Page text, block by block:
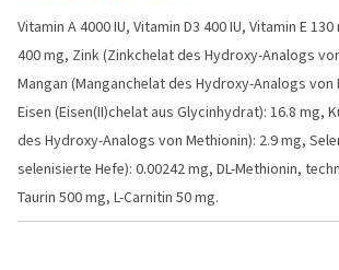
Vitamin A 4000 IU, Vitamin D3 400 IU, Vitamin E
400 mg, Zink (Zinkchelat des Hydroxy-Analogs
Mangan (Manganchelat des Hydroxy-Analogs von
Eisen (Eisen(II)chelat aus Glycinhydrat): 16.8 mg,
des Hydroxy-Analogs von Methionin): 2.9 mg,
selenisierte Hefe): 0.00242 mg, DL-Methionin,
Taurin 500 mg, L-Carnitin 50 mg.